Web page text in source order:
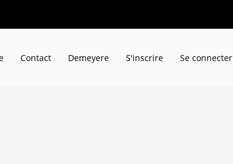
Contact Demeyere S'inscrire Se connecter